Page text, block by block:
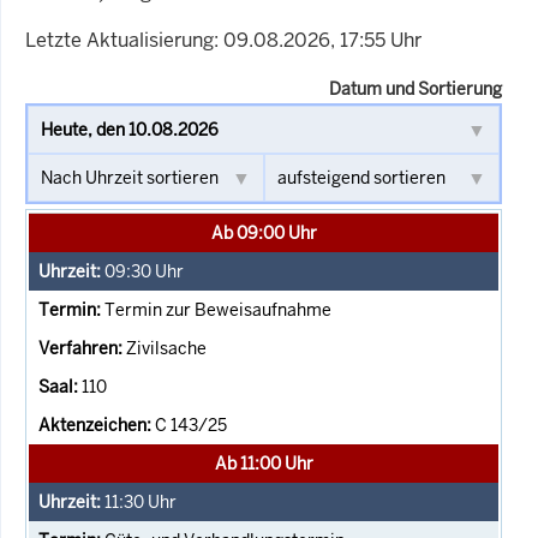
Letzte Aktualisierung: 09.08.2026, 17:55 Uhr
Datum und Sortierung
Ab 09:00 Uhr
09:30 Uhr
Termin zur Beweisaufnahme
Zivilsache
110
C 143/25
Ab 11:00 Uhr
11:30 Uhr